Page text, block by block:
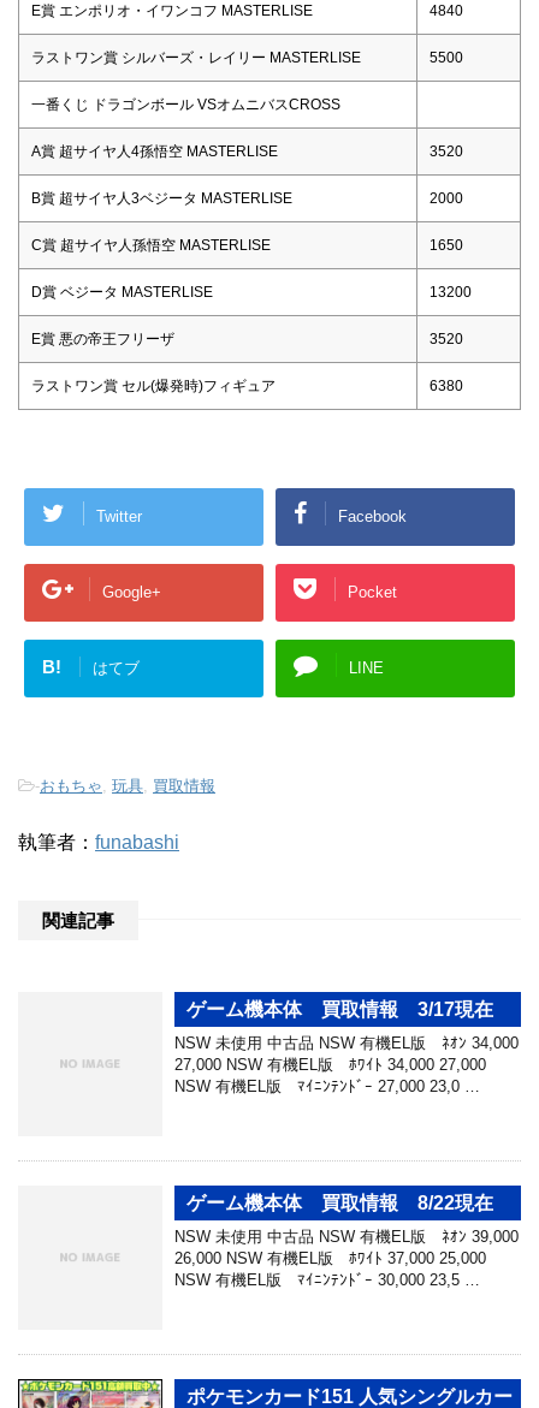
E賞 エンポリオ・イワンコフ MASTERLISE 4840
ラストワン賞 シルバーズ・レイリー MASTERLISE 5500
一番くじ ドラゴンボール VSオムニバスCROSS
A賞 超サイヤ人4孫悟空 MASTERLISE 3520
B賞 超サイヤ人3ベジータ MASTERLISE 2000
C賞 超サイヤ人孫悟空 MASTERLISE 1650
D賞 ベジータ MASTERLISE 13200
E賞 悪の帝王フリーザ 3520
ラストワン賞 セル(爆発時)フィギュア 6380
Twitter Facebook
Google+ Pocket
B! はてブ LINE
-おもちゃ 玩具 買取情報
執筆者： funabashi
関連記事
ゲーム機本体 買取情報 3/17現在
NSW 未使用 中古品 NSW 有機EL版 ﾈｵﾝ 34,000
27,000 NSW 有機EL版 ﾎﾜｲﾄ 34,000 27,000
NSW 有機EL版 ﾏｲﾆﾝﾃﾝﾄﾞｰ 27,000 23,0 …
ゲーム機本体 買取情報 8/22現在
NSW 未使用 中古品 NSW 有機EL版 ﾈｵﾝ 39,000
26,000 NSW 有機EL版 ﾎﾜｲﾄ 37,000 25,000
NSW 有機EL版 ﾏｲﾆﾝﾃﾝﾄﾞｰ 30,000 23,5 …
ポケモンカード151 人気シングルカー